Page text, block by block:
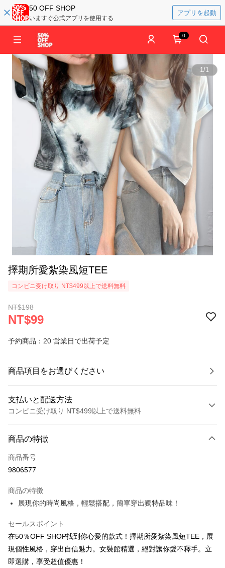
50 OFF SHOP
いますぐ公式アプリを使用する
アプリを起動
0
1/1
擇期所愛紮染風短TEE
コンビニ受け取り NT$499以上で送料無料
NT$198
NT$99
予約商品：20 営業日で出荷予定
商品項目をお選びください
支払いと配送方法
コンビニ受け取り NT$499以上で送料無料
クレジットカード1回払い
コンビニ店頭代金引換
Apple Pay
Easy Wallet
商品の特徴
商品番号
9806577
商品の特徴
展現你的時尚風格，輕鬆搭配，簡單穿出獨特品味！
セールスポイント
在50％OFF SHOP找到你心愛的款式！擇期所愛紮染風短TEE，展
現個性風格，穿出自信魅力。女裝館精選，絕對讓你愛不釋手。立
即選購，享受超值優惠！